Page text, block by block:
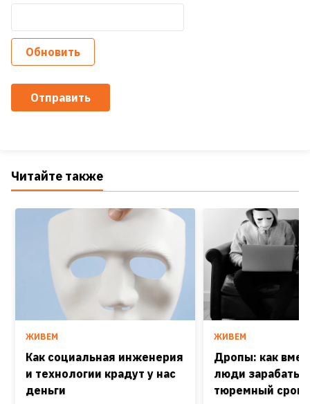
Обновить
Отправить
Читайте также
ЖИВЕМ
Как социальная инженерия
и технологии крадут у нас
деньги
ЖИВЕМ
Дропы: как
люди
тюремный срок